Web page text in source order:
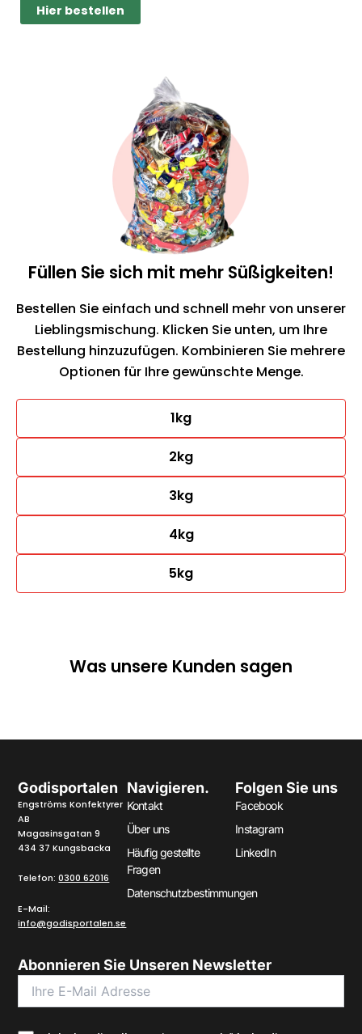
Hier bestellen
Füllen Sie sich mit mehr Süßigkeiten!
Bestellen Sie einfach und schnell mehr von unserer
Lieblingsmischung. Klicken Sie unten, um Ihre
Bestellung hinzuzufügen. Kombinieren Sie mehrere
Optionen für Ihre gewünschte Menge.
1kg
2kg
3kg
4kg
5kg
Was unsere Kunden sagen
Godisportalen
Engströms Konfektyrer
AB
Magasinsgatan 9
434 37 Kungsbacka
Telefon:0300 62016
E-Mail:
info@godisportalen.se
Navigieren.
Kontakt
Über uns
Häufig gestellte
Fragen
Datenschutzbestimmungen
Folgen Sie uns
Facebook
Instagram
LinkedIn
Abonnieren Sie Unseren Newsletter